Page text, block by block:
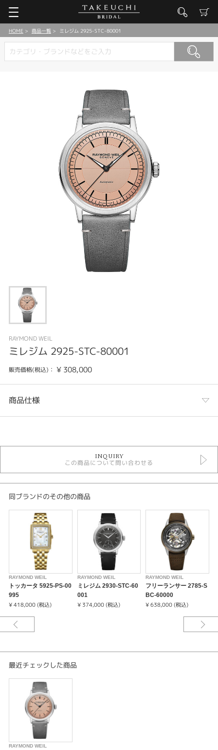
HOME 商品一覧 ミレジム 2925-STC-80001
RAYMOND WEIL
ミレジム 2925-STC-80001
販売価格(税込)： ¥ 308,000
商品仕様
時計
5気圧防水以下
自動巻き（オートマティック）
革ベルト
その他文字盤
RAYMOND WEIL
腕時計
RAYMOND WEIL
「ミレジム（millésime）」は、フランス語でヴィンテージを意味します。1
ボックス型などの古典的なディティールに、現代の技術・素材・トレンドを
ォッチ」です。
メンズ、自動巻き、39.5mm、サーモンダイアル、レザーストラップ
INQUIRY
この商品について問い合わせる
同ブランドのその他の商品
RAYMOND WEIL
トッカータ 5925-PS-00
995
¥ 418,000 (税込)
RAYMOND WEIL
ミレジム 2930-STC-60
001
¥ 374,000 (税込)
RAYMOND WEIL
フリーランサー 2785-S
BC-60000
¥ 638,000 (税込)
最近チェックした商品
RAYMOND WEIL